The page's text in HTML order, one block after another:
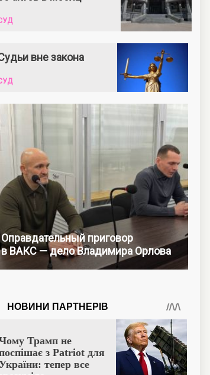
вне закона
Оправдательный приговор
в ВАКС — дело Владимира Орлова